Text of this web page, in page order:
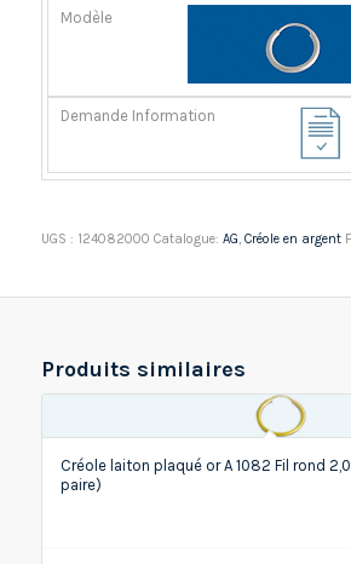
UGS : 124082000 Catalogue: AG Créole en argent
Produits similaires
Créole laiton plaqué or A 1082 Fil rond
paire)